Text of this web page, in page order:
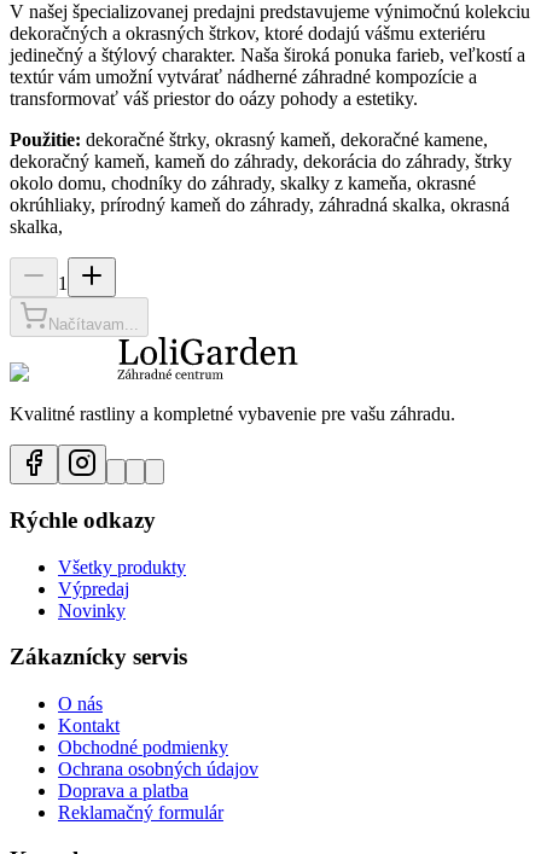
V našej špecializovanej predajni predstavujeme výnimočnú kolekciu
dekoračných a okrasných štrkov, ktoré dodajú vášmu exteriéru
jedinečný a štýlový charakter. Naša široká ponuka farieb, veľkostí a
textúr vám umožní vytvárať nádherné záhradné kompozície a
transformovať váš priestor do oázy pohody a estetiky.
Použitie: dekoračné štrky, okrasný kameň, dekoračné kamene,
dekoračný kameň, kameň do záhrady, dekorácia do záhrady, štrky
okolo domu, chodníky do záhrady, skalky z kameňa, okrasné
okrúhliaky, prírodný kameň do záhrady, záhradná skalka, okrasná
skalka,
1
Načítavam...
Kvalitné rastliny a kompletné vybavenie pre vašu záhradu.
Rýchle odkazy
Všetky produkty
Výpredaj
Novinky
Zákaznícky servis
O nás
Kontakt
Obchodné podmienky
Ochrana osobných údajov
Doprava a platba
Reklamačný formulár